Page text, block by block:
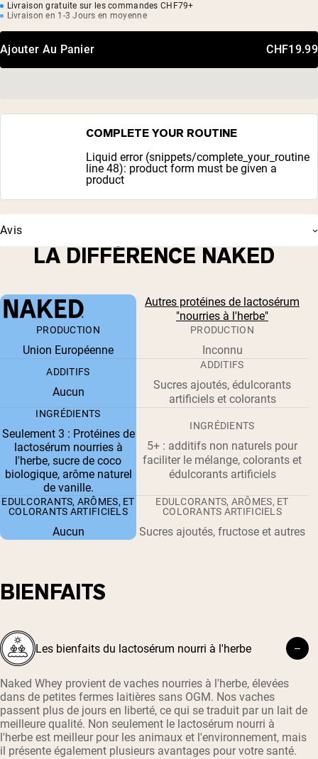
Livraison gratuite sur les commandes CHF79+
Livraison en 1-3 Jours en moyenne
Ajouter Au Panier CHF19.99
COMPLETE YOUR ROUTINE
Liquid error (snippets/complete_your_routine
line 48): product form must be given a
product
Avis
LA DIFFÉRENCE NAKED
Autres protéines de lactosérum
"nourries à l'herbe"
PRODUCTION
Union Européenne
PRODUCTION
Inconnu
ADDITIFS
Aucun
ADDITIFS
Sucres ajoutés, édulcorants
artificiels et colorants
INGRÉDIENTS
Seulement 3 : Protéines de
lactosérum nourries à
l'herbe, sucre de coco
biologique, arôme naturel
de vanille.
INGRÉDIENTS
5+ : additifs non naturels pour
faciliter le mélange, colorants et
édulcorants artificiels
EDULCORANTS, ARÔMES, ET
COLORANTS ARTIFICIELS
Aucun
EDULCORANTS, ARÔMES, ET
COLORANTS ARTIFICIELS
Sucres ajoutés, fructose et autres
BIENFAITS
Les bienfaits du lactosérum nourri à l'herbe
Naked Whey provient de vaches nourries à l'herbe, élevées
dans de petites fermes laitières sans OGM. Nos vaches
passent plus de jours en liberté, ce qui se traduit par un lait de
meilleure qualité. Non seulement le lactosérum nourri à
l'herbe est meilleur pour les animaux et l'environnement, mais
il présente également plusieurs avantages pour votre santé.